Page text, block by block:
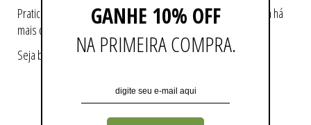
Praticidade e modernidade fazem parte da essência da marca há
mais de 60 anos.
Seja bem-vindo a loja oficial Pierre Cardin no Brasil.
GANHE 10% OFF
NA PRIMEIRA COMPRA.